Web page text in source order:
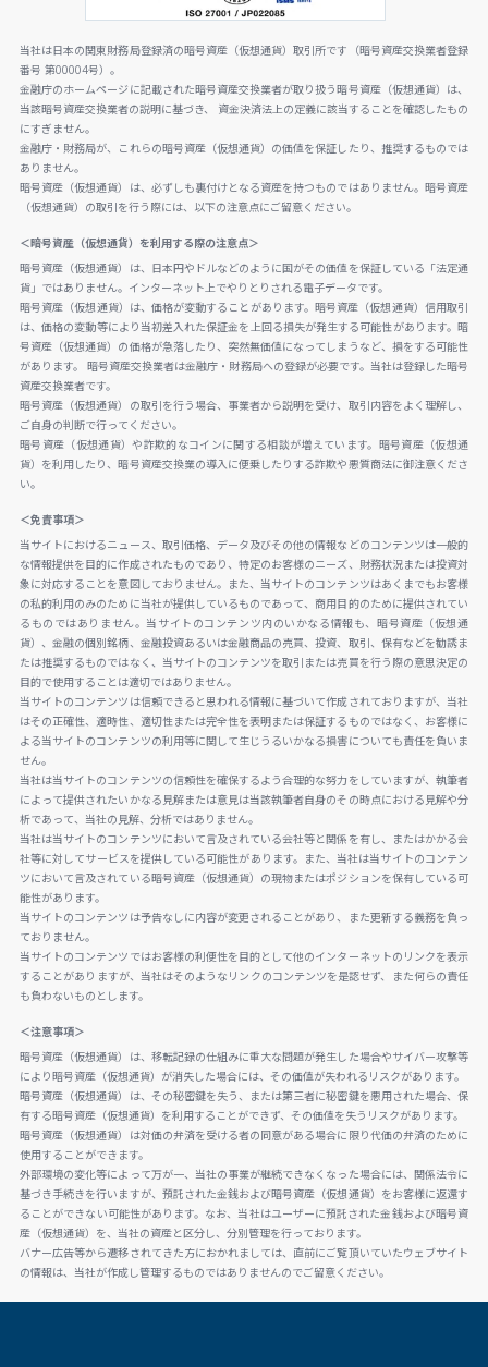
当社は日本の関東財務局登録済の暗号資産（仮想通貨）取引所です（暗号資産交換業者登録
番号 第00004号）。
金融庁のホームページに記載された暗号資産交換業者が取り扱う暗号資産（仮想通貨）は、
当該暗号資産交換業者の説明に基づき、 資金決済法上の定義に該当することを確認したもの
にすぎません。
金融庁・財務局が、これらの暗号資産（仮想通貨）の価値を保証したり、推奨するものでは
ありません。
暗号資産（仮想通貨）は、必ずしも裏付けとなる資産を持つものではありません。暗号資産
（仮想通貨）の取引を行う際には、以下の注意点にご留意ください。
＜暗号資産（仮想通貨）を利用する際の注意点＞
暗号資産（仮想通貨）は、日本円やドルなどのように国がその価値を保証している「法定通
貨」ではありません。インターネット上でやりとりされる電子データです。
暗号資産（仮想通貨）は、価格が変動することがあります。暗号資産（仮想通貨）信用取引
は、価格の変動等により当初差入れた保証金を上回る損失が発生する可能性があります。暗
号資産（仮想通貨）の価格が急落したり、突然無価値になってしまうなど、損をする可能性
があります。 暗号資産交換業者は金融庁・財務局への登録が必要です。当社は登録した暗号
資産交換業者です。
暗号資産（仮想通貨）の取引を行う場合、事業者から説明を受け、取引内容をよく理解し、
ご自身の判断で行ってください。
暗号資産（仮想通貨）や詐欺的なコインに関する相談が増えています。暗号資産（仮想通
貨）を利用したり、暗号資産交換業の導入に便乗したりする詐欺や悪質商法に御注意くださ
い。
＜免責事項＞
当サイトにおけるニュース、取引価格、データ及びその他の情報などのコンテンツは一般的
な情報提供を目的に作成されたものであり、特定のお客様のニーズ、財務状況または投資対
象に対応することを意図しておりません。また、当サイトのコンテンツはあくまでもお客様
の私的利用のみのために当社が提供しているものであって、商用目的のために提供されてい
るものではありません。当サイトのコンテンツ内のいかなる情報も、暗号資産（仮想通
貨）、金融の個別銘柄、金融投資あるいは金融商品の売買、投資、取引、保有などを勧誘ま
たは推奨するものではなく、当サイトのコンテンツを取引または売買を行う際の意思決定の
目的で使用することは適切ではありません。
当サイトのコンテンツは信頼できると思われる情報に基づいて作成されておりますが、当社
はその正確性、適時性、適切性または完全性を表明または保証するものではなく、お客様に
よる当サイトのコンテンツの利用等に関して生じうるいかなる損害についても責任を負いま
せん。
当社は当サイトのコンテンツの信頼性を確保するよう合理的な努力をしていますが、執筆者
によって提供されたいかなる見解または意見は当該執筆者自身のその時点における見解や分
析であって、当社の見解、分析ではありません。
当社は当サイトのコンテンツにおいて言及されている会社等と関係を有し、またはかかる会
社等に対してサービスを提供している可能性があります。また、当社は当サイトのコンテン
ツにおいて言及されている暗号資産（仮想通貨）の現物またはポジションを保有している可
能性があります。
当サイトのコンテンツは予告なしに内容が変更されることがあり、また更新する義務を負っ
ておりません。
当サイトのコンテンツではお客様の利便性を目的として他のインターネットのリンクを表示
することがありますが、当社はそのようなリンクのコンテンツを是認せず、また何らの責任
も負わないものとします。
＜注意事項＞
暗号資産（仮想通貨）は、移転記録の仕組みに重大な問題が発生した場合やサイバー攻撃等
により暗号資産（仮想通貨）が消失した場合には、その価値が失われるリスクがあります。
暗号資産（仮想通貨）は、その秘密鍵を失う、または第三者に秘密鍵を悪用された場合、保
有する暗号資産（仮想通貨）を利用することができず、その価値を失うリスクがあります。
暗号資産（仮想通貨）は対価の弁済を受ける者の同意がある場合に限り代価の弁済のために
使用することができます。
外部環境の変化等によって万が一、当社の事業が継続できなくなった場合には、関係法令に
基づき手続きを行いますが、預託された金銭および暗号資産（仮想通貨）をお客様に返還す
ることができない可能性があります。なお、当社はユーザーに預託された金銭および暗号資
産（仮想通貨）を、当社の資産と区分し、分別管理を行っております。
バナー広告等から遷移されてきた方におかれましては、直前にご覧頂いていたウェブサイト
の情報は、当社が作成し管理するものではありませんのでご留意ください。